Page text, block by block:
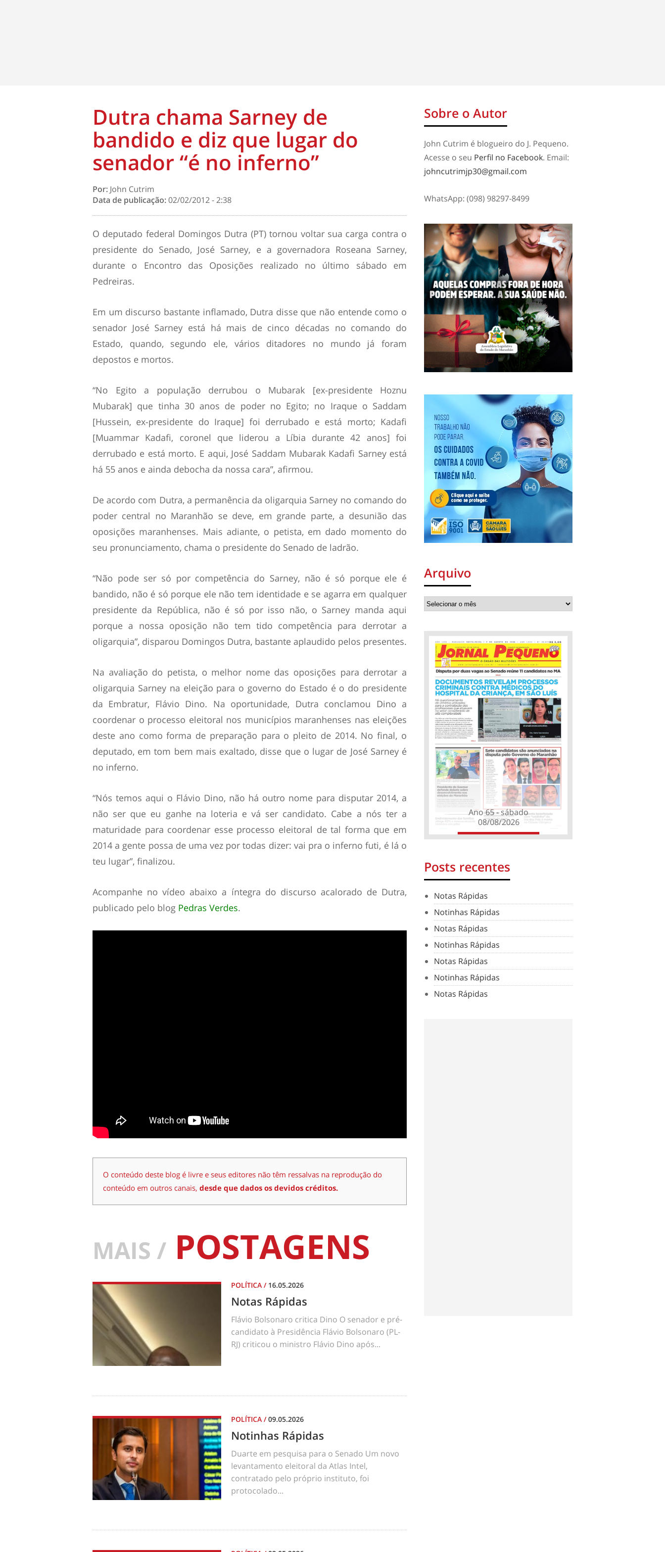
Dutra chama Sarney de
bandido e diz que lugar do
senador “é no inferno”
Por: John Cutrim
Data de publicação:02/02/2012 - 2:38
O deputado federal Domingos Dutra (PT) tornou voltar sua carga contra o
presidente do Senado, José Sarney, e a governadora Roseana Sarney,
durante o Encontro das Oposições realizado no último sábado em
Pedreiras.
Em um discurso bastante inflamado, Dutra disse que não entende como o
senador José Sarney está há mais de cinco décadas no comando do
Estado, quando, segundo ele, vários ditadores no mundo já foram
depostos e mortos.
“No Egito a população derrubou o Mubarak [ex-presidente Hoznu
Mubarak] que tinha 30 anos de poder no Egito; no Iraque o Saddam
[Hussein, ex-presidente do Iraque] foi derrubado e está morto; Kadafi
[Muammar Kadafi, coronel que liderou a Líbia durante 42 anos] foi
derrubado e está morto. E aqui, José Saddam Mubarak Kadafi Sarney está
há 55 anos e ainda debocha da nossa cara”, afirmou.
De acordo com Dutra, a permanência da oligarquia Sarney no comando do
poder central no Maranhão se deve, em grande parte, a desunião das
oposições maranhenses. Mais adiante, o petista, em dado momento do
seu pronunciamento, chama o presidente do Senado de ladrão.
“Não pode ser só por competência do Sarney, não é só porque ele é
bandido, não é só porque ele não tem identidade e se agarra em qualquer
presidente da República, não é só por isso não, o Sarney manda aqui
porque a nossa oposição não tem tido competência para derrotar a
oligarquia”, disparou Domingos Dutra, bastante aplaudido pelos presentes.
Na avaliação do petista, o melhor nome das oposições para derrotar a
oligarquia Sarney na eleição para o governo do Estado é o do presidente
da Embratur, Flávio Dino. Na oportunidade, Dutra conclamou Dino a
coordenar o processo eleitoral nos municípios maranhenses nas eleições
deste ano como forma de preparação para o pleito de 2014. No final, o
deputado, em tom bem mais exaltado, disse que o lugar de José Sarney é
no inferno.
“Nós temos aqui o Flávio Dino, não há outro nome para disputar 2014, a
não ser que eu ganhe na loteria e vá ser candidato. Cabe a nós ter a
maturidade para coordenar esse processo eleitoral de tal forma que em
2014 a gente possa de uma vez por todas dizer: vai pra o inferno futi, é lá o
teu lugar”, finalizou.
Acompanhe no vídeo abaixo a íntegra do discurso acalorado de Dutra,
publicado pelo blog Pedras Verdes.
O conteúdo deste blog é livre e seus editores não têm ressalvas na reprodução do
conteúdo em outros canais, desde que dados os devidos créditos.
MAIS / POSTAGENS
POLÍTICA / 16.05.2026
Notas Rápidas
Flávio Bolsonaro critica Dino O senador e pré-
candidato à Presidência Flávio Bolsonaro (PL-
RJ) criticou o ministro Flávio Dino após...
POLÍTICA /09.05.2026
Notinhas Rápidas
Duarte em pesquisa para o Senado Um novo
levantamento eleitoral da Atlas Intel,
contratado pelo próprio instituto, foi
protocolado...
Sobre o Autor
John Cutrim é blogueiro do J. Pequeno.
Acesse o seu Perfil no Facebook. Email:
johncutrimjp30@gmail.com
WhatsApp: (098) 98297-8499
Arquivo
Ano 65 - sábado
08/08/2026
Posts recentes
Notas Rápidas
Notinhas Rápidas
Notas Rápidas
Notinhas Rápidas
Notas Rápidas
Notinhas Rápidas
Notas Rápidas